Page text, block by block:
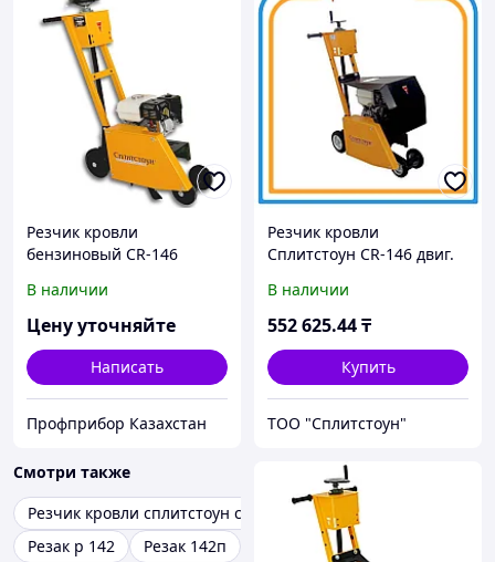
Резчик кровли
бензиновый CR-146
В наличии
Цену уточняйте
Написать
Профприбор Казахстан
Резчик кровли
Сплитстоун CR-146 двиг.
В наличии
552 625.44₸
Купить
ТОО "Сплитстоун"
Смотри также
Резчик кровли сплитстоун cr 144e
Резак р 142
Резак 142п